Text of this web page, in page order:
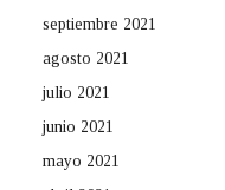
septiembre 2021
agosto 2021
julio 2021
junio 2021
mayo 2021